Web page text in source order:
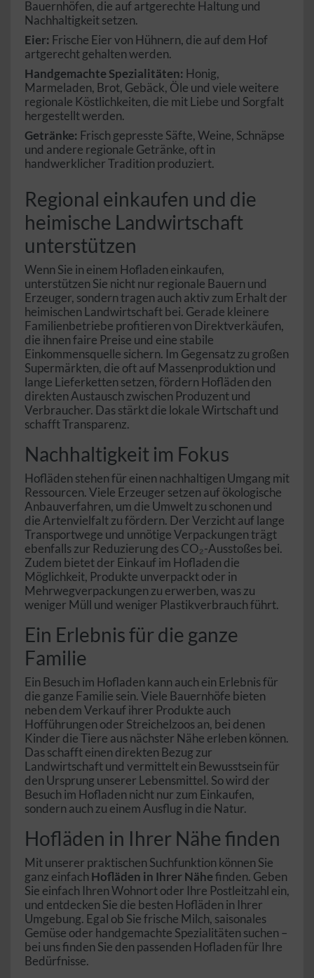
Bauernhöfen, die auf artgerechte Haltung und
Nachhaltigkeit setzen.
Eier: Frische Eier von Hühnern, die auf dem Hof
artgerecht gehalten werden.
Handgemachte Spezialitäten: Honig,
Marmeladen, Brot, Gebäck, Öle und viele weitere
regionale Köstlichkeiten, die mit Liebe und Sorgfalt
hergestellt werden.
Getränke: Frisch gepresste Säfte, Weine, Schnäpse
und andere regionale Getränke, oft in
handwerklicher Tradition produziert.
Regional einkaufen und die
heimische Landwirtschaft
unterstützen
Wenn Sie in einem Hofladen einkaufen,
unterstützen Sie nicht nur regionale Bauern und
Erzeuger, sondern tragen auch aktiv zum Erhalt der
heimischen Landwirtschaft bei. Gerade kleinere
Familienbetriebe profitieren von Direktverkäufen,
die ihnen faire Preise und eine stabile
Einkommensquelle sichern. Im Gegensatz zu großen
Supermärkten, die oft auf Massenproduktion und
lange Lieferketten setzen, fördern Hofläden den
direkten Austausch zwischen Produzent und
Verbraucher. Das stärkt die lokale Wirtschaft und
schafft Transparenz.
Nachhaltigkeit im Fokus
Hofläden stehen für einen nachhaltigen Umgang mit
Ressourcen. Viele Erzeuger setzen auf ökologische
Anbauverfahren, um die Umwelt zu schonen und
die Artenvielfalt zu fördern. Der Verzicht auf lange
Transportwege und unnötige Verpackungen trägt
ebenfalls zur Reduzierung des CO₂-Ausstoßes bei.
Zudem bietet der Einkauf im Hofladen die
Möglichkeit, Produkte unverpackt oder in
Mehrwegverpackungen zu erwerben, was zu
weniger Müll und weniger Plastikverbrauch führt.
Ein Erlebnis für die ganze
Familie
Ein Besuch im Hofladen kann auch ein Erlebnis für
die ganze Familie sein. Viele Bauernhöfe bieten
neben dem Verkauf ihrer Produkte auch
Hofführungen oder Streichelzoos an, bei denen
Kinder die Tiere aus nächster Nähe erleben können.
Das schafft einen direkten Bezug zur
Landwirtschaft und vermittelt ein Bewusstsein für
den Ursprung unserer Lebensmittel. So wird der
Besuch im Hofladen nicht nur zum Einkaufen,
sondern auch zu einem Ausflug in die Natur.
Hofläden in Ihrer Nähe finden
Mit unserer praktischen Suchfunktion können Sie
ganz einfach Hofläden in Ihrer Nähefinden. Geben
Sie einfach Ihren Wohnort oder Ihre Postleitzahl ein,
und entdecken Sie die besten Hofläden in Ihrer
Umgebung. Egal ob Sie frische Milch, saisonales
Gemüse oder handgemachte Spezialitäten suchen –
bei uns finden Sie den passenden Hofladen für Ihre
Bedürfnisse.